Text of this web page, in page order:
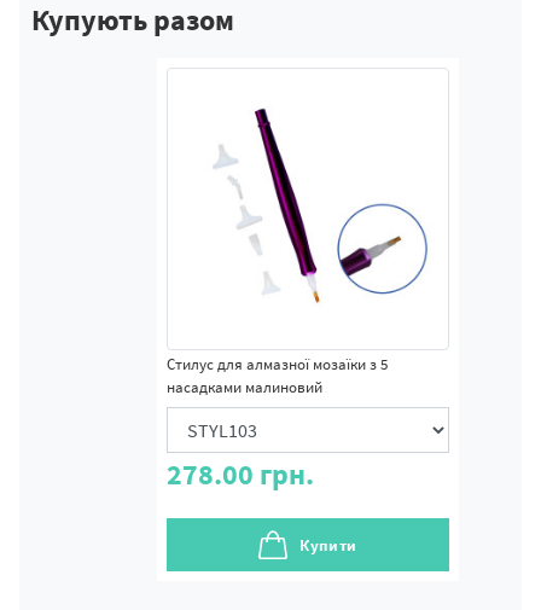
Купують разом
Стилус для алмазної мозаїки з 5
насадками малиновий
278.00 грн.
Купити